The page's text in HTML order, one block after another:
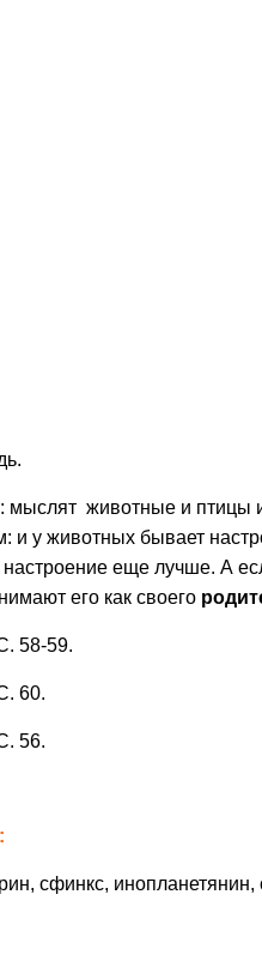
мыслят животные и птицы
и у животных бывает
еще лучше. А
его как своего
58-59.
60.
56.
сфинкс,